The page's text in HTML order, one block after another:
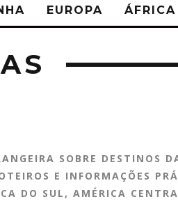
EUROPA ÁFRICA
SOBRE DESTINOS
E INFORMAÇÕES
DO SUL, AMÉRICA